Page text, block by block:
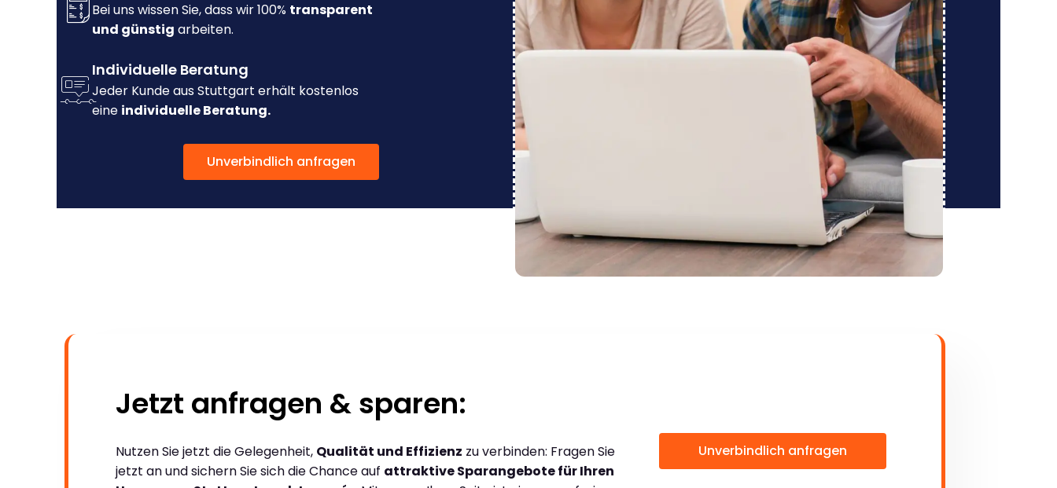
Bei uns wissen Sie, dass wir 100% transparent
und günstig arbeiten.
Individuelle Beratung
Jeder Kunde aus Stuttgart erhält kostenlos
eine individuelle Beratung.
Unverbindlich anfragen
Jetzt anfragen & sparen:
Nutzen Sie jetzt die Gelegenheit, Qualität und Effizienz zu verbinden: Fragen Sie
jetzt an und sichern Sie sich die Chance auf attraktive Sparangebote für Ihren
Unverbindlich anfragen